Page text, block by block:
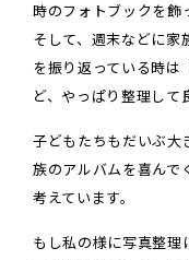
時のフォトブックを飾
そして、週末などに家
を振り返っている時は
ど、やっぱり整理して
子どもたちもだいぶ大
族のアルバムを喜んで
考えています。
もし私の様に写真整理